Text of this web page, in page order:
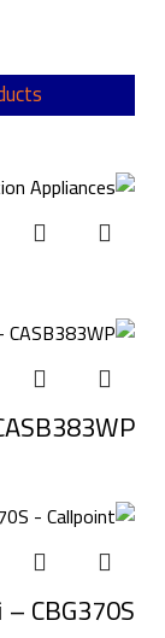
CBG370S – نقطة اتصال